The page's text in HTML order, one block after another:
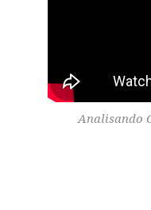
Analisando